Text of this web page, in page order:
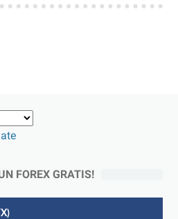
FOREX GRATIS!